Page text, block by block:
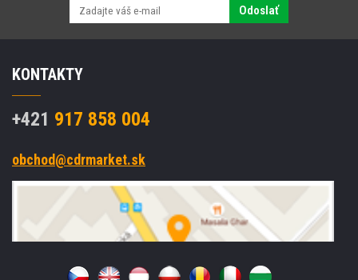
Odoslať
KONTAKTY
+421 917 858 004
obchod@cdrmarket.sk